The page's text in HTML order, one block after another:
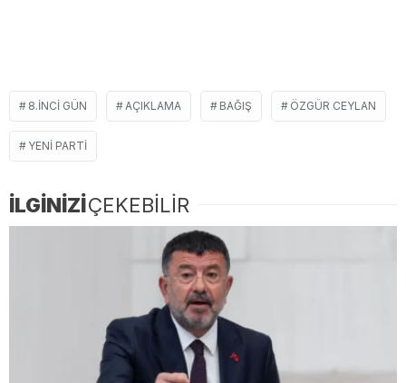
8.INCI GÜN AÇIKLAMA BAĞIŞ ÖZGÜR CEYLAN
YENI PARTI
İLGİNİZİÇEKEBİLİR